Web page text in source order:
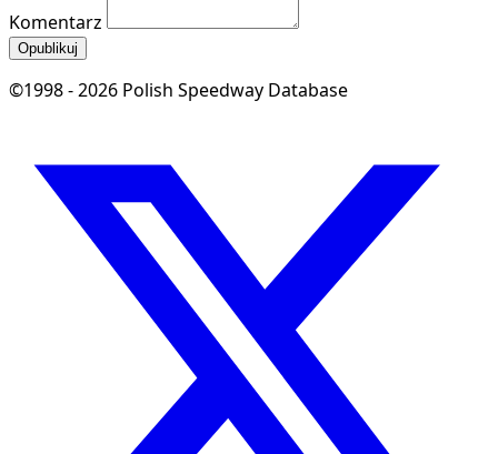
Komentarz
Opublikuj
©1998 - 2026 Polish Speedway Database